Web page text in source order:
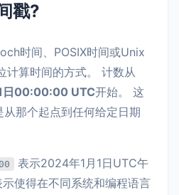
戳?
时间、POSIX时间或Unix
计算时间的方式。 计数从
日00:00:00 UTC开始。 这
那个起点到任何给定日期
表示2024年1月1日UTC午
使得在不同系统和编程语言